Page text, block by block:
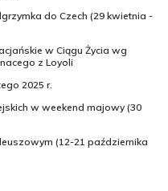
do Czech (29 kwietnia -
w Ciągu Życia wg
z Loyoli
2025 r.
w weekend majowy (30
(12-21 października